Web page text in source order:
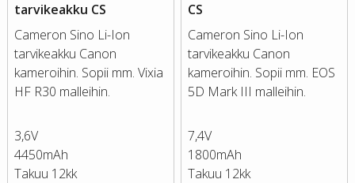
tarvikeakku CS
Cameron Sino Li-Ion
tarvikeakku Canon
kameroihin. Sopii mm. Vixia
HF R30 malleihin.
3,6V
4450mAh
Takuu 12kk
CS
Cameron Sino Li-Ion
tarvikeakku Canon
kameroihin. Sopii mm. EOS
5D Mark III malleihin.
7,4V
1800mAh
Takuu 12kk